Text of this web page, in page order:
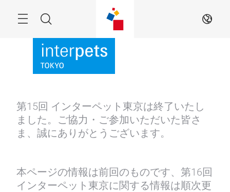
Search JA
第15回 インターペット東京は終了いたし
ました。ご協力・ご参加いただいた皆さ
ま、誠にありがとうございます。
本ページの情報は前回のものです、第16回
インターペット東京に関する情報は順次更